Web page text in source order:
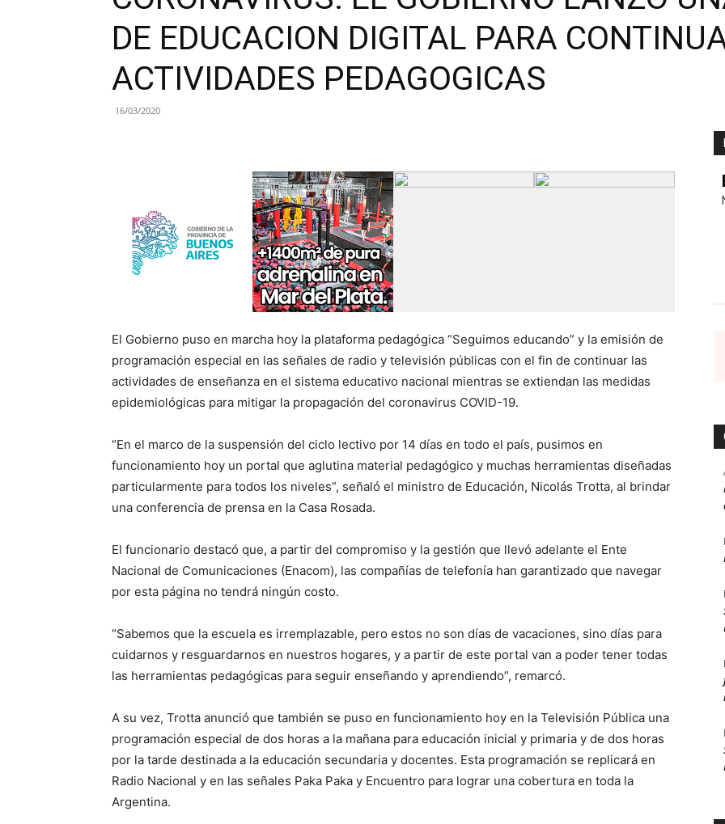
DE EDUCACION DIGITAL PARA
ACTIVIDADES PEDAGOGICAS
16/03/2020
El Gobierno puso en marcha hoy la plataforma pedagógica “Seguimos educando” y la emisión de
programación especial en las señales de radio y televisión públicas con el fin de continuar las
actividades de enseñanza en el sistema educativo nacional mientras se extiendan las medidas
epidemiológicas para mitigar la propagación del coronavirus COVID-19.
“En el marco de la suspensión del ciclo lectivo por 14 días en todo el país, pusimos en
funcionamiento hoy un portal que aglutina material pedagógico y muchas herramientas diseñadas
particularmente para todos los niveles”, señaló el ministro de Educación, Nicolás Trotta, al brindar
una conferencia de prensa en la Casa Rosada.
El funcionario destacó que, a partir del compromiso y la gestión que llevó adelante el Ente
Nacional de Comunicaciones (Enacom), las compañías de telefonía han garantizado que navegar
por esta página no tendrá ningún costo.
“Sabemos que la escuela es irremplazable, pero estos no son días de vacaciones, sino días para
cuidarnos y resguardarnos en nuestros hogares, y a partir de este portal van a poder tener todas
las herramientas pedagógicas para seguir enseñando y aprendiendo”, remarcó.
A su vez, Trotta anunció que también se puso en funcionamiento hoy en la Televisión Pública una
programación especial de dos horas a la mañana para educación inicial y primaria y de dos horas
por la tarde destinada a la educación secundaria y docentes. Esta programación se replicará en
Radio Nacional y en las señales Paka Paka y Encuentro para lograr una cobertura en toda la
Argentina.